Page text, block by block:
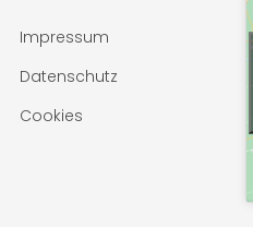
Impressum
Datenschutz
Cookies